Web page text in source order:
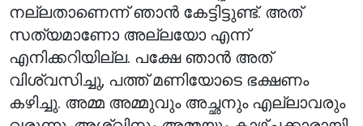
നല്ലതാണെന്ന് ഞാൻ കേട്ടിട്ടുണ്ട്. അത്
സത്യമാണോ അല്ലയോ എന്ന്
എനിക്കറിയില്ല. പക്ഷേ ഞാൻ അത്
വിശ്വസിച്ചു, പത്ത് മണിയോടെ ഭക്ഷണം
കഴിച്ചു. അമ്മ അമ്മുവും അച്ഛനും എല്ലാവരും